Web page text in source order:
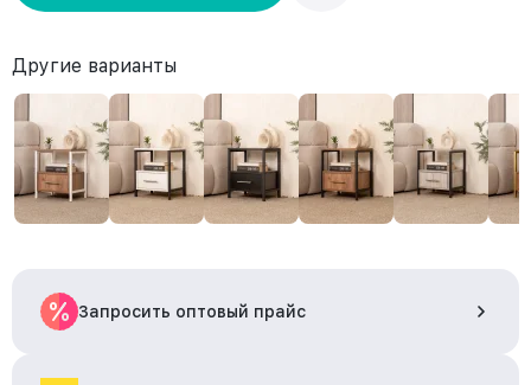
Другие варианты
Запросить оптовый прайс